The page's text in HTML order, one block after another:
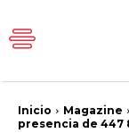
Inicio Magazine
presencia de 447